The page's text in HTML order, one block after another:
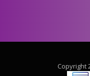
Copyright